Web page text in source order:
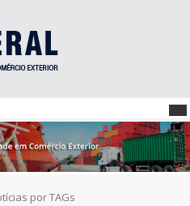
por TAGs